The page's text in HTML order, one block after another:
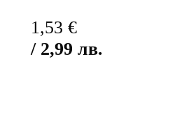
1,53 €
/ 2,99 лв.